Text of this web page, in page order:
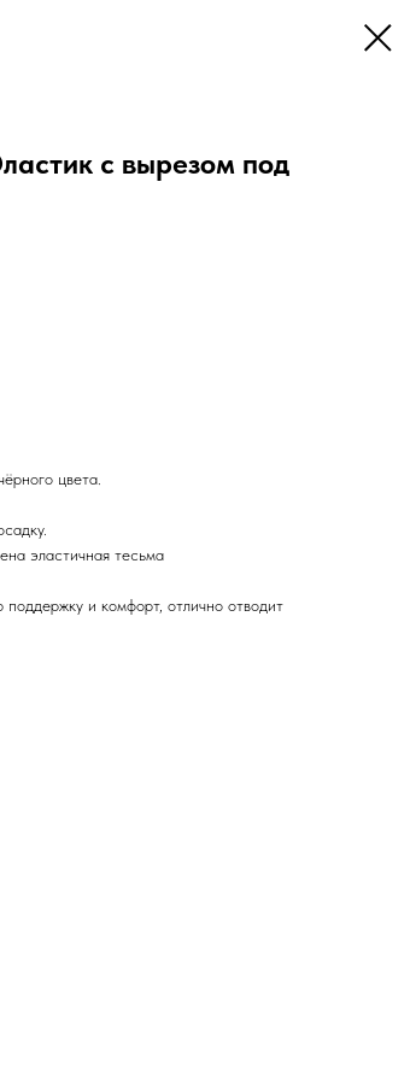
с вырезом под
цвета.
эластичная тесьма
и комфорт, отлично отводит